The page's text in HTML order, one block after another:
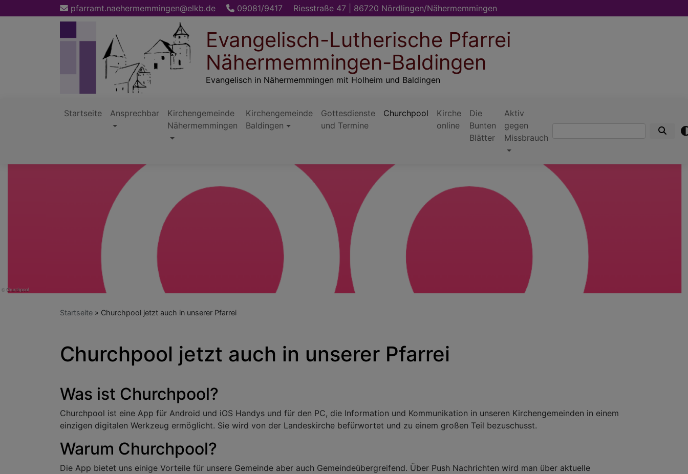
zum
pfarramt.naehermemmingen@elkb.de 09081/9417 Riesstraße 47 | 86720 Nördlingen/Nähermemmingen
Evangelisch-Lutherische Pfarrei
Nähermemmingen-Baldingen
Evangelisch in Nähermemmingen mit Holheim und Baldingen
Hauptnavigation
Startseite Ansprechbar
Kirchengemeinde
Nähermemmingen
Kirchengemeinde
Baldingen
Gottesdienste
und Termine
Churchpool
Kirche
online
Die
Bunten
Blätter
Aktiv
gegen
Missbrauch
Startseite Churchpool jetzt auch in unserer Pfarrei
Churchpool jetzt auch in unserer Pfarrei
Was ist Churchpool?
Churchpool ist eine App für Android und iOS Handys und für den PC, die Information und Kommunikation in unseren Kirchengemeinden in einem
einzigen digitalen Werkzeug ermöglicht. Sie wird von der Landeskirche befürwortet und zu einem großen Teil bezuschusst.
Warum Churchpool?
Die App bietet uns einige Vorteile für unsere Gemeinde aber auch Gemeindeübergreifend. Über Push Nachrichten wird man über aktuelle